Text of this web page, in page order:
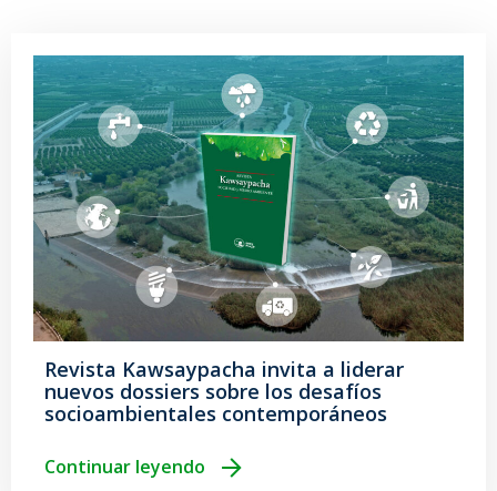
Revista Kawsaypacha invita a liderar
nuevos dossiers sobre los desafíos
socioambientales contemporáneos
Continuar leyendo